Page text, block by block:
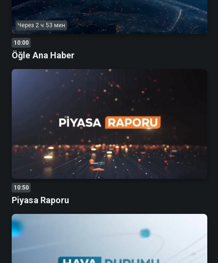
Через 2 ч 53 мин
10:00
Öğle Ana Haber
10:50
Piyasa Raporu